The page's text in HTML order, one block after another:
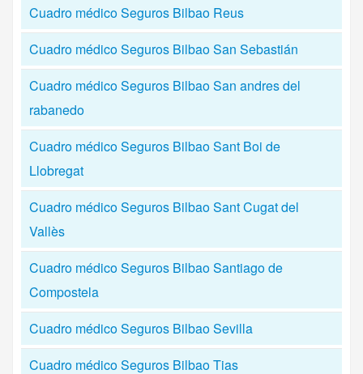
Cuadro médico Seguros Bilbao Reus
Cuadro médico Seguros Bilbao San Sebastián
Cuadro médico Seguros Bilbao San andres del
rabanedo
Cuadro médico Seguros Bilbao Sant Boi de
Llobregat
Cuadro médico Seguros Bilbao Sant Cugat del
Vallès
Cuadro médico Seguros Bilbao Santiago de
Compostela
Cuadro médico Seguros Bilbao Sevilla
Cuadro médico Seguros Bilbao Tias